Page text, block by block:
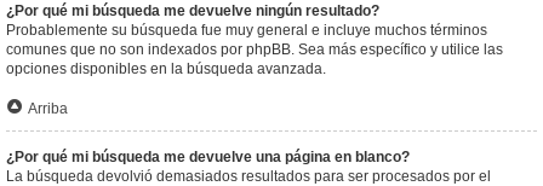
¿Por qué mi búsqueda me devuelve ningún resultado?
Probablemente su búsqueda fue muy general e incluye muchos términos
comunes que no son indexados por phpBB. Sea más específico y utilice las
opciones disponibles en la búsqueda avanzada.
Arriba
¿Por qué mi búsqueda me devuelve una página en blanco?
La búsqueda devolvió demasiados resultados para ser procesados por el